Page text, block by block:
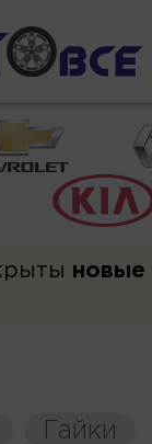
новые
Гайки